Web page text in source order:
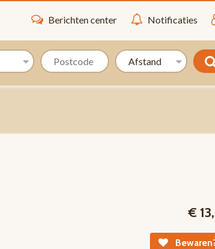
Berichten center Notificaties
€